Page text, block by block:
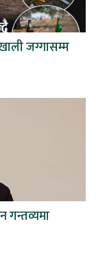
जग्गासम्म
गन्तव्यमा